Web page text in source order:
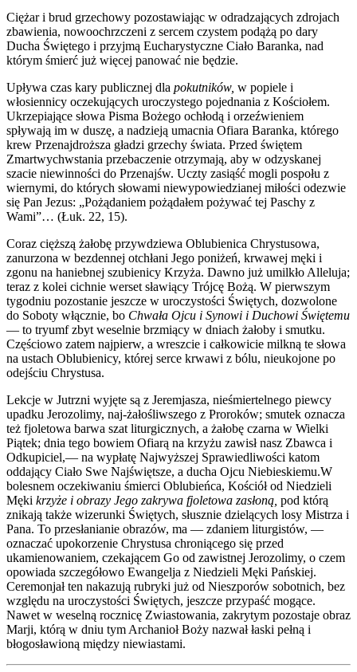
Ciężar i brud grzechowy pozostawiając w odradzających zdrojach
zbawienia, nowoochrzczeni z sercem czystem podążą po dary
Ducha Świętego i przyjmą Eucharystyczne Ciało Baranka, nad
którym śmierć już więcej panować nie będzie.
Upływa czas kary publicznej dla pokutników, w popiele i
włosiennicy oczekujących uroczystego pojednania z Kościołem.
Ukrzepiające słowa Pisma Bożego ochłodą i orzeźwieniem
spływają im w duszę, a nadzieją umacnia Ofiara Baranka, którego
krew Przenajdroższa gładzi grzechy świata. Przed świętem
Zmartwychwstania przebaczenie otrzymają, aby w odzyskanej
szacie niewinności do Przenajśw. Uczty zasiąść mogli pospołu z
wiernymi, do których słowami niewypowiedzianej miłości odezwie
się Pan Jezus: „Pożądaniem pożądałem pożywać tej Paschy z
Wami”… (Łuk. 22, 15).
Coraz cięższą żałobę przywdziewa Oblubienica Chrystusowa,
zanurzona w bezdennej otchłani Jego poniżeń, krwawej męki i
zgonu na haniebnej szubienicy Krzyża. Dawno już umilkło Alleluja;
teraz z kolei cichnie werset sławiący Trójcę Bożą. W pierwszym
tygodniu pozostanie jeszcze w uroczystości Świętych, dozwolone
do Soboty włącznie, bo Chwała Ojcu i Synowi i Duchowi Świętemu
— to tryumf zbyt weselnie brzmiący w dniach żałoby i smutku.
Częściowo zatem najpierw, a wreszcie i całkowicie milkną te słowa
na ustach Oblubienicy, której serce krwawi z bólu, nieukojone po
odejściu Chrystusa.
Lekcje w Jutrzni wyjęte są z Jeremjasza, nieśmiertelnego piewcy
upadku Jerozolimy, naj-żałośliwszego z Proroków; smutek oznacza
też fjoletowa barwa szat liturgicznych, a żałobę czarna w Wielki
Piątek; dnia tego bowiem Ofiarą na krzyżu zawisł nasz Zbawca i
Odkupiciel,— na wypłatę Najwyższej Sprawiedliwości katom
oddający Ciało Swe Najświętsze, a ducha Ojcu Niebieskiemu.W
bolesnem oczekiwaniu śmierci Oblubieńca, Kościół od Niedzieli
Męki krzyże i obrazy Jego zakrywa fjoletowa zasłoną, pod którą
znikają także wizerunki Świętych, słusznie dzielących losy Mistrza i
Pana. To przesłanianie obrazów, ma — zdaniem liturgistów, —
oznaczać upokorzenie Chrystusa chroniącego się przed
ukamienowaniem, czekającem Go od zawistnej Jerozolimy, o czem
opowiada szczegółowo Ewangelja z Niedzieli Męki Pańskiej.
Ceremonjał ten nakazują rubryki już od Nieszporów sobotnich, bez
względu na uroczystości Świętych, jeszcze przypaść mogące.
Nawet w weselną rocznicę Zwiastowania, zakrytym pozostaje obraz
Marji, którą w dniu tym Archanioł Boży nazwał łaski pełną i
błogosławioną między niewiastami.